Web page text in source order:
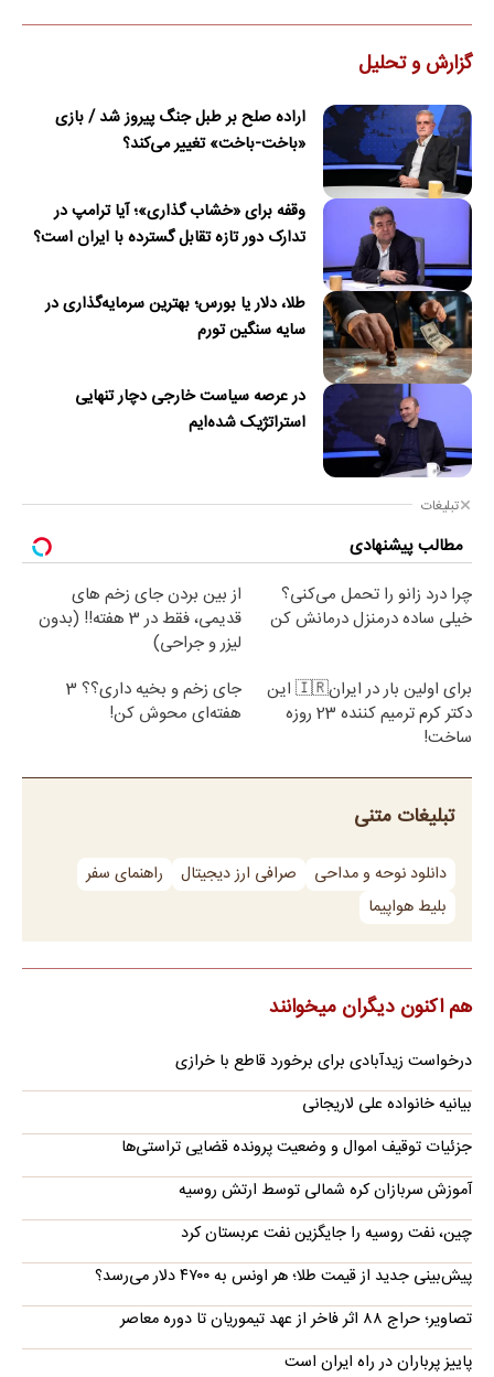
گزارش و تحلیل
اراده صلح بر طبل جنگ پیروز شد / بازی
«باخت-باخت» تغییر می‌کند؟
وقفه برای «خشاب گذاری»؛ آیا ترامپ در
تدارک دور تازه تقابل گسترده با ایران است؟
طلا، دلار یا بورس؛ بهترین سرمایه‌گذاری در
سایه سنگین تورم
در عرصه سیاست خارجی دچار تنهایی
استراتژیک شده‌ایم
تبلیغات
مطالب پیشنهادی
چرا درد زانو را تحمل می‌کنی؟
خیلی ساده درمنزل درمانش کن
از بین بردن جای زخم های
قدیمی، فقط در 3 هفته!! (بدون
لیزر و جراحی)
برای اولین بار در ایران🇮🇷 این
دکتر کرم ترمیم کننده 23 روزه
ساخت!
جای زخم و بخیه داری؟؟ 3
هفته‌ای محوش کن!
تبلیغات متنی
دانلود نوحه و مداحی صرافی ارز دیجیتال
راهنمای سفر
بلیط هواپیما
هم اکنون دیگران میخوانند
درخواست زیدآبادی برای برخورد قاطع با خرازی
بیانیه خانواده علی لاریجانی
جزئیات توقیف اموال و وضعیت پرونده قضایی تراستی‌ها
آموزش سربازان کره شمالی توسط ارتش روسیه
چین، نفت روسیه را جایگزین نفت عربستان کرد
پیش‌بینی جدید از قیمت طلا؛ هر اونس به ۴۷۰۰ دلار می‌رسد؟
تصاویر؛ حراج ۸۸ اثر فاخر از عهد تیموریان تا دوره معاصر
پاییز پرباران در راه ایران است